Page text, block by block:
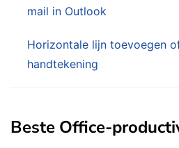
mail in Outlook
Horizontale lijn toevoegen
handtekening
Beste Office-